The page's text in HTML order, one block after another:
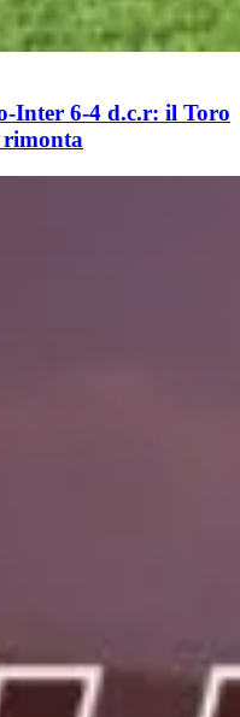
Inter 6-4 d.c.r: il Toro
rimonta